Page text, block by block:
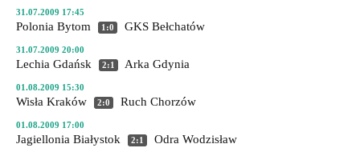
31.07.2009 17:45
Polonia Bytom 1:0 GKS Bełchatów
31.07.2009 20:00
Lechia Gdańsk 2:1 Arka Gdynia
01.08.2009 15:30
Wisła Kraków 2:0 Ruch Chorzów
01.08.2009 17:00
Jagiellonia Białystok 2:1 Odra Wodzisław